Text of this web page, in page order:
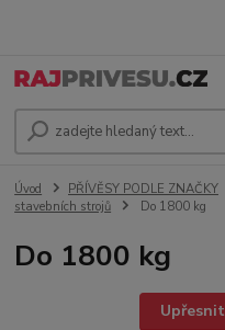
Úvod PŘÍVĚSY PODLE ZNAČKY
stavebních strojů
Do 1800 kg
Do 1800 kg